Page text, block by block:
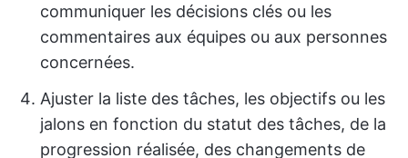
communiquer les décisions clés ou les
commentaires aux équipes ou aux personnes
concernées.
Ajuster la liste des tâches, les objectifs ou les
jalons en fonction du statut des tâches, de la
progression réalisée, des changements de